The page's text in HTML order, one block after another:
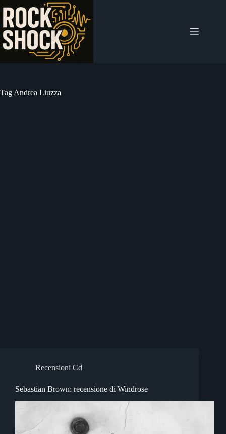
contenuto
Tag Andrea Liuzza
Recensioni Cd
Sebastian Brown: recensione di Windrose